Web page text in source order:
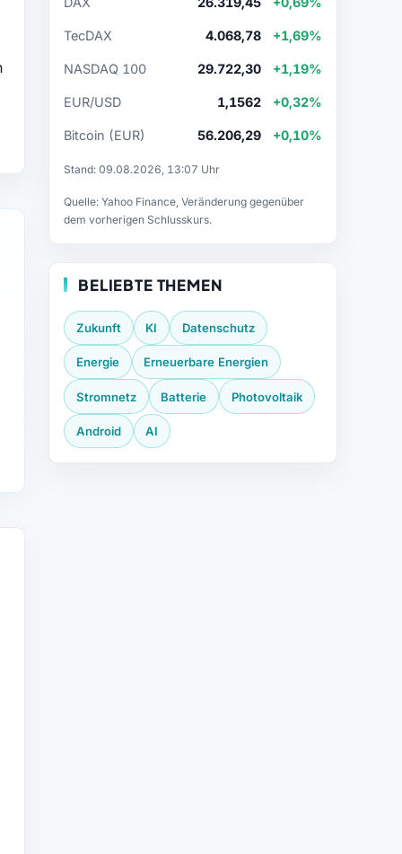
TecDAX 4.068,78 +1,69%
NASDAQ 100 29.722,30 +1,19%
EUR/USD 1,1562 +0,32%
Bitcoin (EUR) 56.206,29 +0,10%
Stand: 09.08.2026, 13:07 Uhr
Quelle: Yahoo Finance, Veränderung gegenüber
dem vorherigen Schlusskurs.
BELIEBTE THEMEN
Zukunft KI Datenschutz
Energie Erneuerbare Energien
Stromnetz Batterie Photovoltaik
Android AI